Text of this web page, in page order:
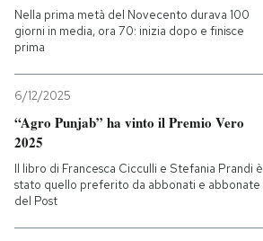
Nella prima metà del Novecento durava 100
giorni in media, ora 70: inizia dopo e finisce
prima
6/12/2025
“Agro Punjab” ha vinto il Premio Vero
2025
Il libro di Francesca Cicculli e Stefania Prandi è
stato quello preferito da abbonati e abbonate
del Post